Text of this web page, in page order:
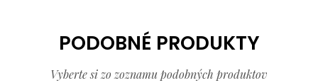
PODOBNÉ PRODUKTY
Vyberte si zo zoznamu podobných produktov